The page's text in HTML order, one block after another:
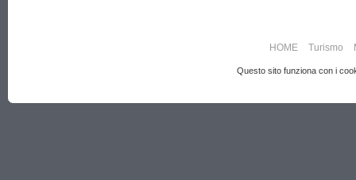
HOME Turismo
Questo sito funziona con i